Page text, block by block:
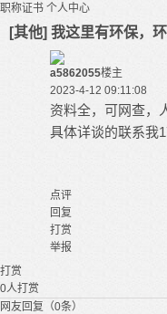
职称证书 个人中心
[其他] 我这里有环保，
a5862055楼主
2023-4-12 09:11:08
资料全，可网查，
具体详谈的联系
点评
回复
打赏
举报
打赏
0人打赏
网友回复（0条）